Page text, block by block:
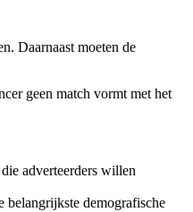
Daarnaast moeten de
geen match vormt met het
adverteerders willen
belangrijkste demografische